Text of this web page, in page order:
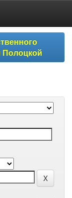
Полоцкой